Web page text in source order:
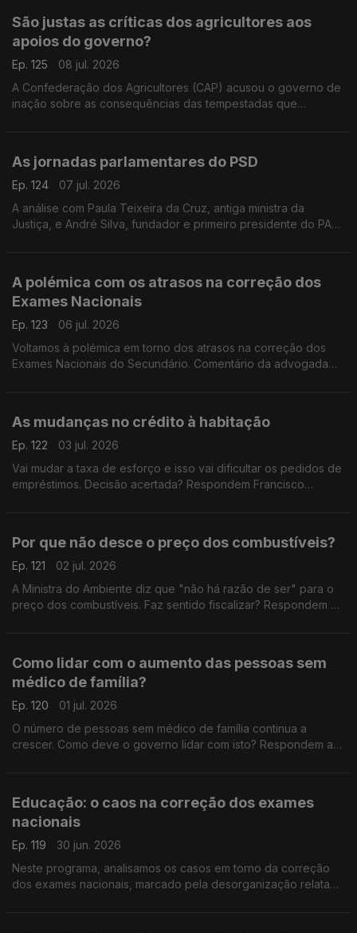
São justas as críticas dos agricultores aos
apoios do governo?
Ep. 125
08 jul. 2026
A Confederação dos Agricultores (CAP) acusou o governo de
inação sobre as consequências das tempestadas que
As jornadas parlamentares do PSD
Ep. 124
07 jul. 2026
A análise com Paula Teixeira da Cruz, antiga ministra da
Justiça, e André Silva, fundador e primeiro presidente do PAN.
A polémica com os atrasos na correção dos
Exames Nacionais
Ep. 123
06 jul. 2026
Voltamos à polémica em torno dos atrasos na correção dos
Exames Nacionais do Secundário. Comentário da advogada
As mudanças no crédito à habitação
Ep. 122
03 jul. 2026
Vai mudar a taxa de esforço e isso vai dificultar os pedidos de
empréstimos. Decisão acertada? Respondem Francisco
Por que não desce o preço dos combustíveis?
Ep. 121
02 jul. 2026
A Ministra do Ambiente diz que "não há razão de ser" para o
preço dos combustíveis. Faz sentido fiscalizar? Respondem o
Como lidar com o aumento das pessoas sem
médico de família?
Ep. 120
01 jul. 2026
O número de pessoas sem médico de família continua a
crescer. Como deve o governo lidar com isto? Respondem a
Educação: o caos na correção dos exames
nacionais
Ep. 119
30 jun. 2026
Neste programa, analisamos os casos em torno da correção
dos exames nacionais, marcado pela desorganização relatada